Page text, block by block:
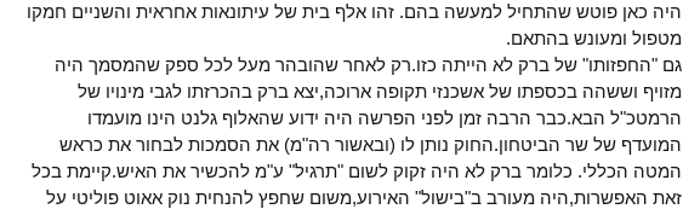
היה כאן פוטש שהתחיל למעשה בהם. זהו אלף בית של עיתונאות אחראית והשניים חמקו
מטפול ומעונש בהתאם.
גם "החפזותו" של ברק לא הייתה כזו.רק לאחר שהובהר מעל לכל ספק שהמסמך היה
מזויף וששהה בכספתו של אשכנזי תקופה ארוכה,יצא ברק בהכרזתו לגבי מינויו של
הרמטכ"ל הבא.כבר הרבה זמן לפני הפרשה היה ידוע שהאלוף גלנט הינו מועמדו
המועדף של שר הביטחון.החוק נותן לו (ובאשור רה"מ) את הסמכות לבחור את כראש
המטה הכללי. כלומר ברק לא היה זקוק לשום "תרגיל" ע"מ להכשיר את האיש.קיימת בכל
זאת האפשרות,היה מעורב ב"בישול" האירוע,משום שחפץ להנחית נוק אאוט פוליטי על